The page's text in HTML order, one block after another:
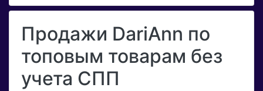
Продажи DariAnn по
топовым товарам без
учета СПП